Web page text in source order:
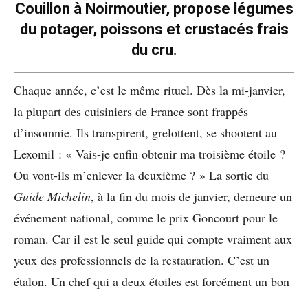
Couillon à Noirmoutier, propose légumes
du potager, poissons et crustacés frais
du cru.
Chaque année, c’est le même rituel. Dès la mi-janvier,
la plupart des cuisiniers de France sont frappés
d’insomnie. Ils transpirent, grelottent, se shootent au
Lexomil : « Vais-je enfin obtenir ma troisième étoile ?
Ou vont-ils m’enlever la deuxième ? » La sortie du
Guide Michelin, à la fin du mois de janvier, demeure un
événement national, comme le prix Goncourt pour le
roman. Car il est le seul guide qui compte vraiment aux
yeux des professionnels de la restauration. C’est un
étalon. Un chef qui a deux étoiles est forcément un bon